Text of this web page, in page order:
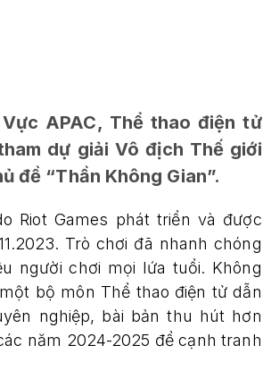
APAC, Thể thao điện tử
dự giải Vô địch Thế giới
đề “Thần Không Gian”.
Riot Games phát triển và được
Trò chơi đã nhanh chóng
người chơi mọi lứa tuổi. Không
bộ môn Thể thao điện tử dẫn
nghiệp, bài bản thu hút hơn
năm 2024-2025 để cạnh tranh